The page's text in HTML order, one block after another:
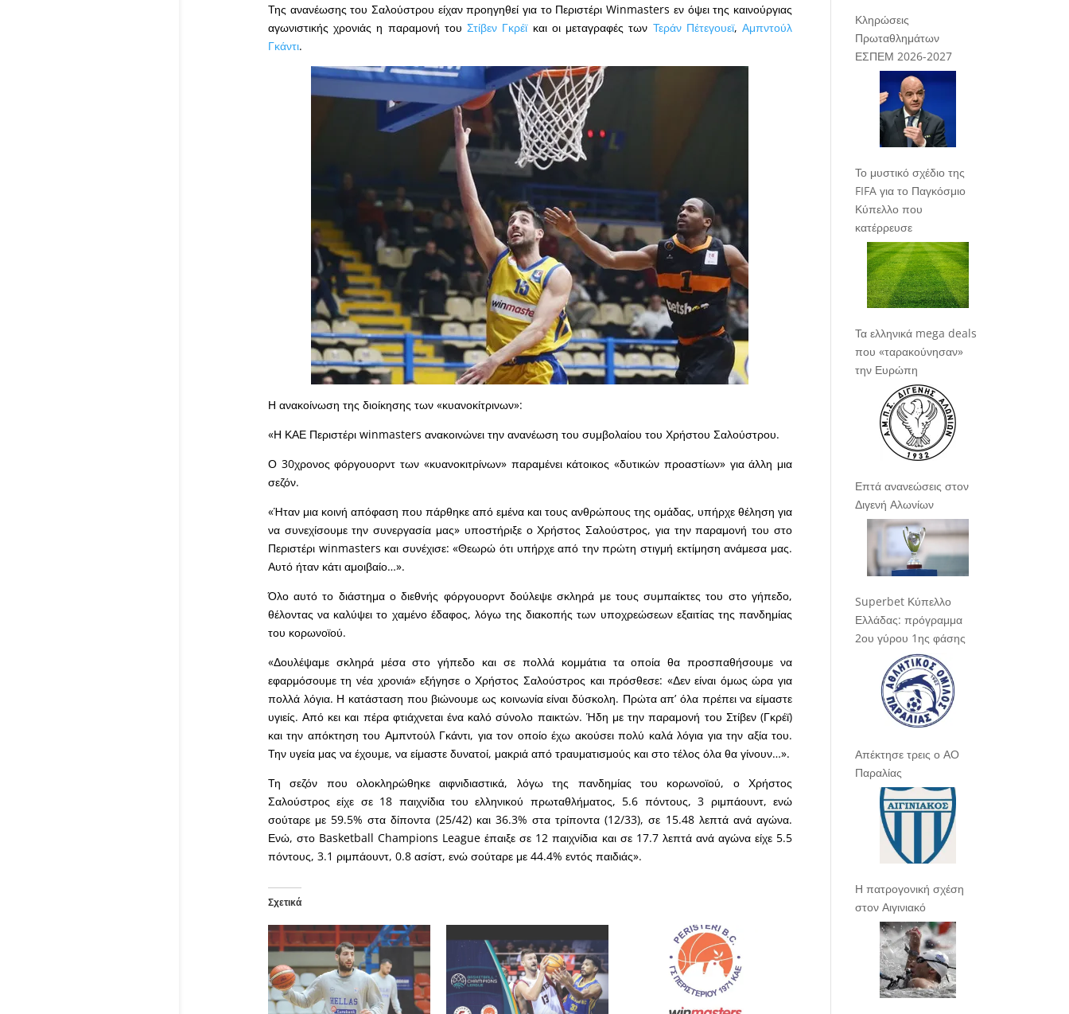
Της ανανέωσης του Σαλούστρου είχαν προηγηθεί για το Περιστέρι Winmasters εν όψει της καινούργιας
αγωνιστικής χρονιάς η παραμονή τουΣτίβεν Γκρέϊκαι οι μεταγραφές των Τεράν Πέτεγουεϊ,Αμπντούλ
Γκάντι.
Η ανακοίνωση της διοίκησης των «κυανοκίτρινων»:
«Η ΚΑΕ Περιστέρι winmasters ανακοινώνει την ανανέωση του συμβολαίου του Χρήστου Σαλούστρου.
Ο 30χρονος φόργουορντ των «κυανοκιτρίνων» παραμένει κάτοικος «δυτικών προαστίων» για άλλη μια
σεζόν.
«Ήταν μια κοινή απόφαση που πάρθηκε από εμένα και τους ανθρώπους της ομάδας, υπήρχε θέληση για
να συνεχίσουμε την συνεργασία μας» υποστήριξε ο Χρήστος Σαλούστρος, για την παραμονή του στο
Περιστέρι winmasters και συνέχισε: «Θεωρώ ότι υπήρχε από την πρώτη στιγμή εκτίμηση ανάμεσα μας.
Αυτό ήταν κάτι αμοιβαίο…».
Όλο αυτό το διάστημα ο διεθνής φόργουορντ δούλεψε σκληρά με τους συμπαίκτες του στο γήπεδο,
θέλοντας να καλύψει το χαμένο έδαφος, λόγω της διακοπής των υποχρεώσεων εξαιτίας της πανδημίας
του κορωνοϊού.
«Δουλέψαμε σκληρά μέσα στο γήπεδο και σε πολλά κομμάτια τα οποία θα προσπαθήσουμε να
εφαρμόσουμε τη νέα χρονιά» εξήγησε ο Χρήστος Σαλούστρος και πρόσθεσε: «Δεν είναι όμως ώρα για
πολλά λόγια. Η κατάσταση που βιώνουμε ως κοινωνία είναι δύσκολη. Πρώτα απ’ όλα πρέπει να είμαστε
υγιείς. Από κει και πέρα φτιάχνεται ένα καλό σύνολο παικτών. Ήδη με την παραμονή του Στίβεν (Γκρέϊ)
και την απόκτηση του Αμπντούλ Γκάντι, για τον οποίο έχω ακούσει πολύ καλά λόγια για την αξία του.
Την υγεία μας να έχουμε, να είμαστε δυνατοί, μακριά από τραυματισμούς και στο τέλος όλα θα γίνουν…».
Τη σεζόν που ολοκληρώθηκε αιφνιδιαστικά, λόγω της πανδημίας του κορωνοϊού, ο Χρήστος
Σαλούστρος είχε σε 18 παιχνίδια του ελληνικού πρωταθλήματος, 5.6 πόντους, 3 ριμπάουντ, ενώ
σούταρε με 59.5% στα δίποντα (25/42) και 36.3% στα τρίποντα (12/33), σε 15.48 λεπτά ανά αγώνα.
Ενώ, στο Basketball Champions League έπαιξε σε 12 παιχνίδια και σε 17.7 λεπτά ανά αγώνα είχε 5.5
πόντους, 3.1 ριμπάουντ, 0.8 ασίστ, ενώ σούταρε με 44.4% εντός παιδιάς».
Σχετικά
Κληρώσεις
Πρωταθλημάτων
ΕΣΠΕΜ 2026-2027
Το μυστικό σχέδιο της
FIFA για το Παγκόσμιο
Κύπελλο που
κατέρρευσε
Τα ελληνικά mega deals
που «ταρακούνησαν»
την Ευρώπη
Επτά ανανεώσεις στον
Διγενή Αλωνίων
Superbet Κύπελλο
Ελλάδας: πρόγραμμα
2ου γύρου 1ης φάσης
Απέκτησε τρεις ο ΑΟ
Παραλίας
Η πατρογονική σχέση
στον Αιγινιακό